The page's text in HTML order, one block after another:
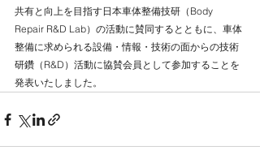
共有と向上を目指す日本車体整備技研（Body
Repair R&D Lab）の活動に賛同するとともに、車体
整備に求められる設備・情報・技術の面からの技術
研鑽（R&D）活動に協賛会員として参加することを
発表いたしました。